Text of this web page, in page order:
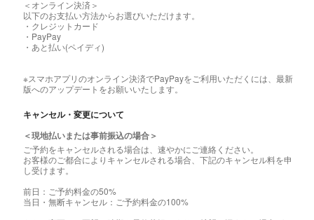
＜オンライン決済＞
以下のお支払い方法からお選びいただけます。
・クレジットカード
・PayPay
・あと払い(ペイディ)
※スマホアプリのオンライン決済でPayPayをご利用いただくには、最新
版へのアップデートをお願いいたします。
キャンセル・変更について
＜現地払いまたは事前振込の場合＞
ご予約をキャンセルされる場合は、速やかにご連絡ください。
お客様のご都合によりキャンセルされる場合、下記のキャンセル料を申
し受けます。
前日：ご予約料金の50%
当日・無断キャンセル：ご予約料金の100%